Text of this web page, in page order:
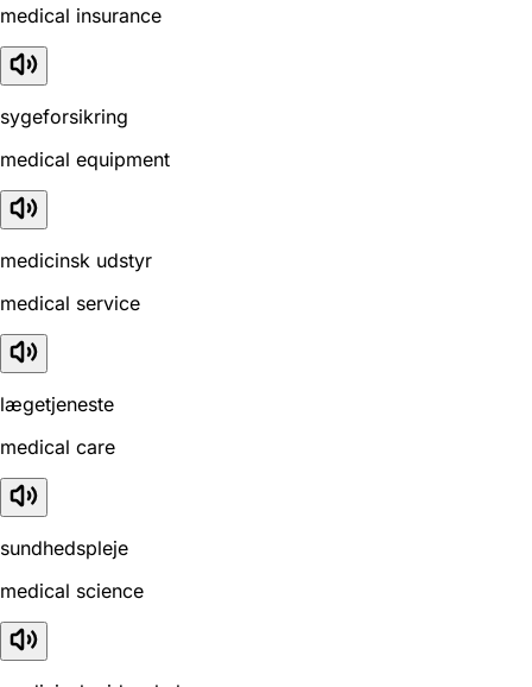
medical insurance
sygeforsikring
medical equipment
medicinsk udstyr
medical service
lægetjeneste
medical care
sundhedspleje
medical science